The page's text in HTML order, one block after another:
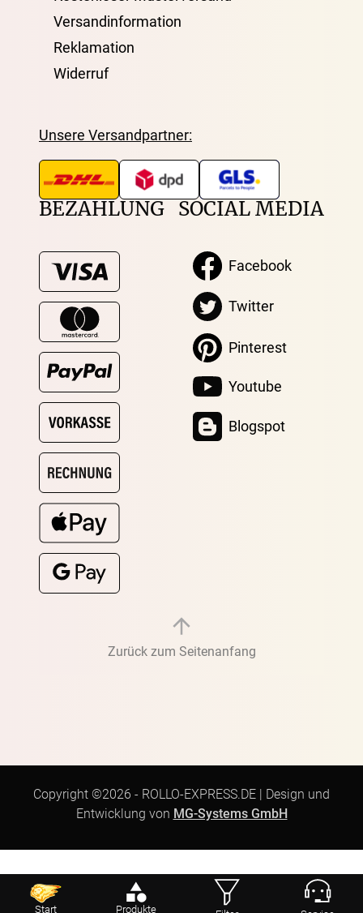
Versandinformation
Reklamation
Widerruf
Unsere Versandpartner:
BEZAHLUNG SOCIAL MEDIA
Facebook
Twitter
Pinterest
Youtube
Blogspot
Zurück zum Seitenanfang
Copyright ©2026 - ROLLO-EXPRESS.DE | Design und
Entwicklung von MG-Systems GmbH
Start Produkte